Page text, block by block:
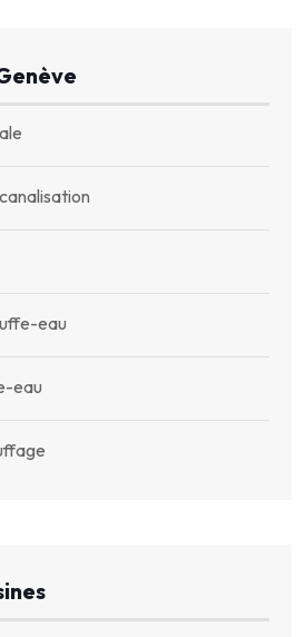
eau
eau